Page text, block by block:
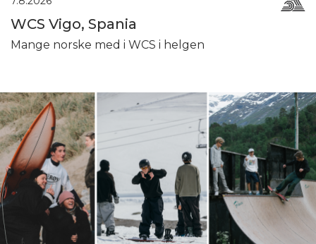
WCS Vigo, Spania
Mange norske med i WCS i helgen